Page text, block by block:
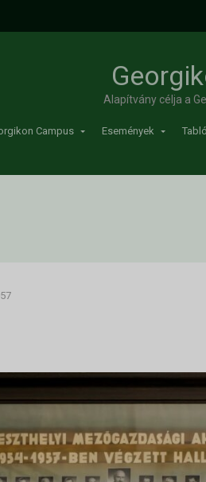
Alapítvány célja a
Campus Események